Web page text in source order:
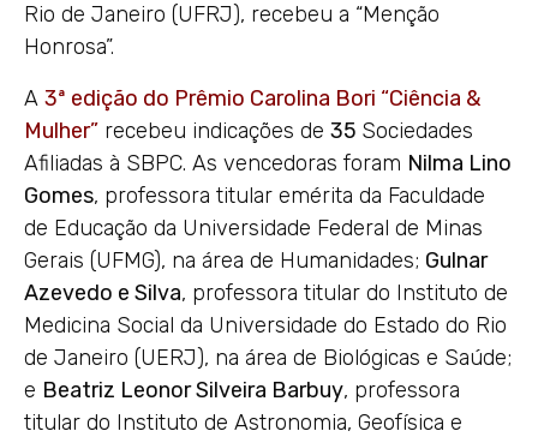
Rio de Janeiro (UFRJ), recebeu a “Menção
Honrosa”.
A 3ª edição do Prêmio Carolina Bori “Ciência &
Mulher” recebeu indicações de 35 Sociedades
Afiliadas à SBPC. As vencedoras foram Nilma Lino
Gomes, professora titular emérita da Faculdade
de Educação da Universidade Federal de Minas
Gerais (UFMG), na área de Humanidades; Gulnar
Azevedo e Silva, professora titular do Instituto de
Medicina Social da Universidade do Estado do Rio
de Janeiro (UERJ), na área de Biológicas e Saúde;
e Beatriz Leonor Silveira Barbuy, professora
titular do Instituto de Astronomia, Geofísica e